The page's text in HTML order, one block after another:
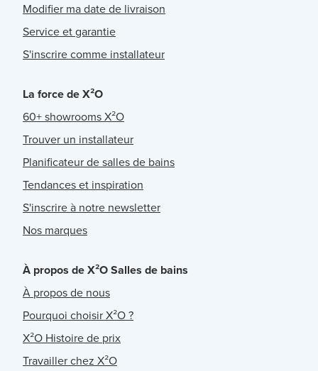
Modifier ma date de livraison
Service et garantie
S'inscrire comme installateur
La force de X²O
60+ showrooms X²O
Trouver un installateur
Planificateur de salles de bains
Tendances et inspiration
S'inscrire à notre newsletter
Nos marques
À propos de X²O Salles de bains
À propos de nous
Pourquoi choisir X²O ?
X²O Histoire de prix
Travailler chez X²O